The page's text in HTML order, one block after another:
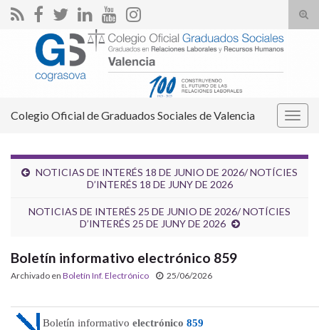
el
Search for:
Colegio Oficial de Graduados Sociales de Valencia
NOTICIAS DE INTERÉS 18 DE JUNIO DE 2026/ NOTÍCIES
D’INTERÉS 18 DE JUNY DE 2026
NOTICIAS DE INTERÉS 25 DE JUNIO DE 2026/ NOTÍCIES
D’INTERÉS 25 DE JUNY DE 2026
Boletín informativo electrónico 859
Archivado en Boletín Inf. Electrónico 25/06/2026
Boletín informativo electrónico 859